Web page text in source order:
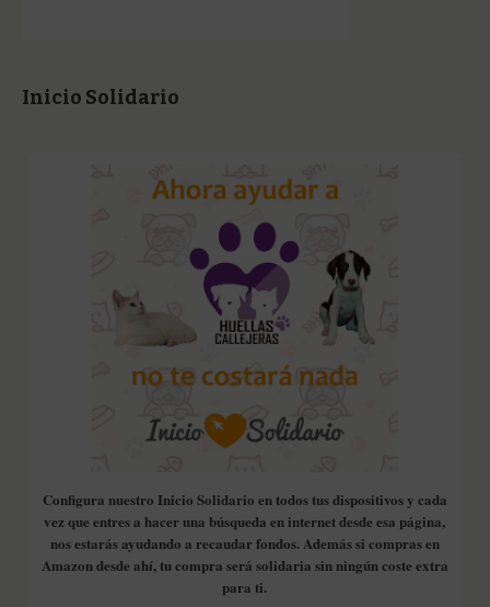
Inicio Solidario
Configura nuestro Inicio Solidario en todos tus dispositivos y cada
vez que entres a hacer una búsqueda en internet desde esa página,
nos estarás ayudando a recaudar fondos. Además si compras en
Amazon desde ahí, tu compra será solidaria sin ningún coste extra
para ti.